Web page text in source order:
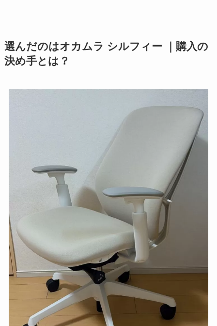
選んだのはオカムラ シルフィー ｜購入の
決め手とは？